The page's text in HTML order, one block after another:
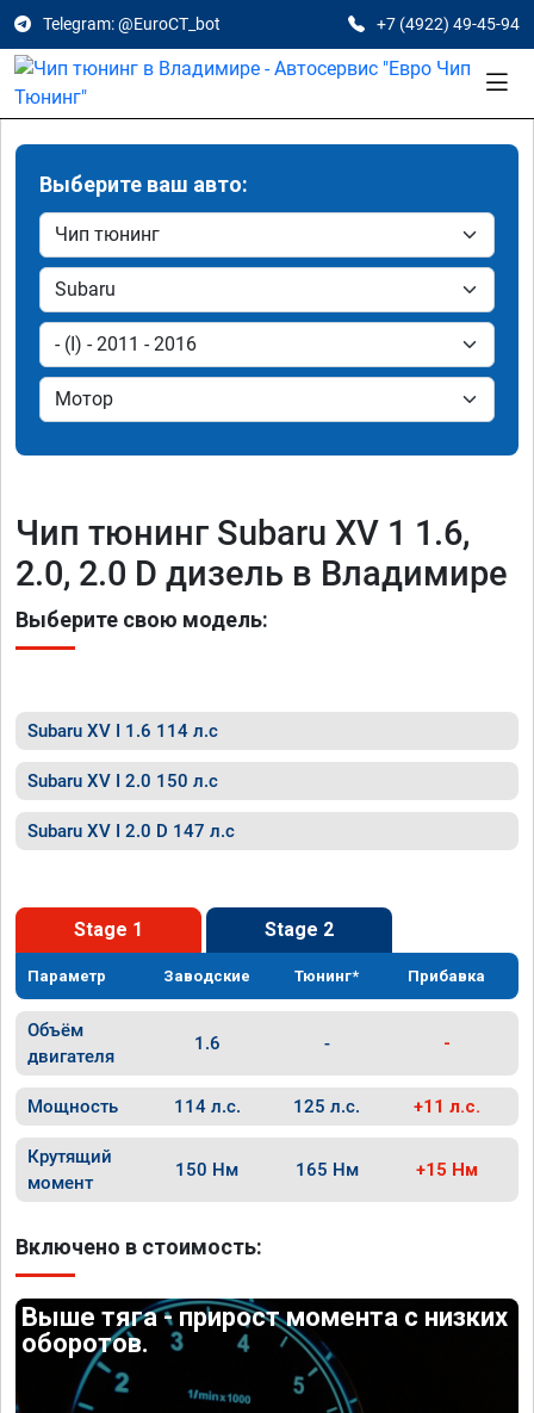
Telegram: @EuroCT_bot +7 (4922) 49-45-94
Выберите ваш авто:
Чип тюнинг Subaru XV 1 1.6,
2.0, 2.0 D дизель в Владимире
Выберите свою модель:
Subaru XV I 1.6 114 л.с
Subaru XV I 2.0 150 л.с
Subaru XV I 2.0 D 147 л.с
Stage 1 Stage 2
Параметр Заводские Тюнинг* Прибавка
Объём
двигателя
1.6 - -
Мощность 114 л.с. 125 л.с. +11 л.с.
Крутящий
момент
150 Нм 165 Нм +15 Нм
Включено в стоимость:
Выше тяга - прирост момента с низких
оборотов.